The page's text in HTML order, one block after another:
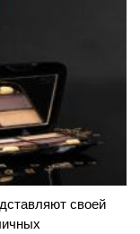
своей